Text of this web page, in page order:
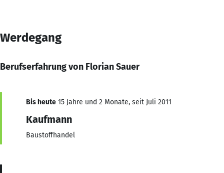
Werdegang
Berufserfahrung von Florian Sauer
Bis heute 15 Jahre und 2 Monate, seit Juli 2011
Kaufmann
Baustoffhandel